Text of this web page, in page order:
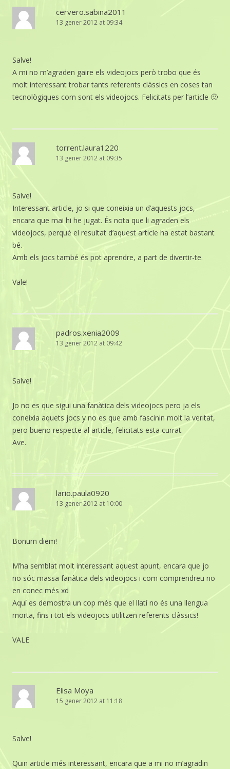
cervero.sabina2011
13 gener 2012 at 09:34
Salve!
A mi no m’agraden gaire els videojocs però trobo que és
molt interessant trobar tants referents clàssics en coses tan
tecnològiques com sont els videojocs. Felicitats per l’article 🙂
torrent.laura1220
13 gener 2012 at 09:35
Salve!
Interessant article, jo si que coneixia un d’aquests jocs,
encara que mai hi he jugat. És nota que li agraden els
videojocs, perquè el resultat d’aquest article ha estat bastant
bé.
Amb els jocs també és pot aprendre, a part de divertir-te.
Vale!
padros.xenia2009
13 gener 2012 at 09:42
Salve!
Jo no es que sigui una fanàtica dels videojocs pero ja els
coneixia aquets jocs y no es que amb fascinin molt la veritat,
pero bueno respecte al article, felicitats esta currat.
Ave.
lario.paula0920
13 gener 2012 at 10:00
Bonum diem!
M’ha semblat molt interessant aquest apunt, encara que jo
no sóc massa fanàtica dels videojocs i com comprendreu no
en conec més xd
Aquí es demostra un cop més que el llatí no és una llengua
morta, fins i tot els videojocs utilitzen referents clàssics!
VALE
Elisa Moya
15 gener 2012 at 11:18
Salve!
Quin article més interessant, encara que a mi no m’agradin